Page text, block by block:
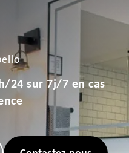
24 sur 7j/7 en cas